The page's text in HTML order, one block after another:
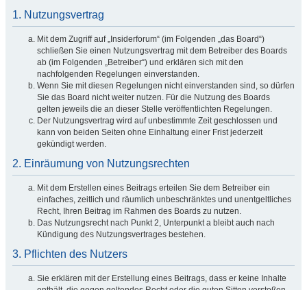
1. Nutzungsvertrag
Mit dem Zugriff auf „Insiderforum“ (im Folgenden „das Board“)
schließen Sie einen Nutzungsvertrag mit dem Betreiber des Boards
ab (im Folgenden „Betreiber“) und erklären sich mit den
nachfolgenden Regelungen einverstanden.
Wenn Sie mit diesen Regelungen nicht einverstanden sind, so dürfen
Sie das Board nicht weiter nutzen. Für die Nutzung des Boards
gelten jeweils die an dieser Stelle veröffentlichten Regelungen.
Der Nutzungsvertrag wird auf unbestimmte Zeit geschlossen und
kann von beiden Seiten ohne Einhaltung einer Frist jederzeit
gekündigt werden.
2. Einräumung von Nutzungsrechten
Mit dem Erstellen eines Beitrags erteilen Sie dem Betreiber ein
einfaches, zeitlich und räumlich unbeschränktes und unentgeltliches
Recht, Ihren Beitrag im Rahmen des Boards zu nutzen.
Das Nutzungsrecht nach Punkt 2, Unterpunkt a bleibt auch nach
Kündigung des Nutzungsvertrages bestehen.
3. Pflichten des Nutzers
Sie erklären mit der Erstellung eines Beitrags, dass er keine Inhalte